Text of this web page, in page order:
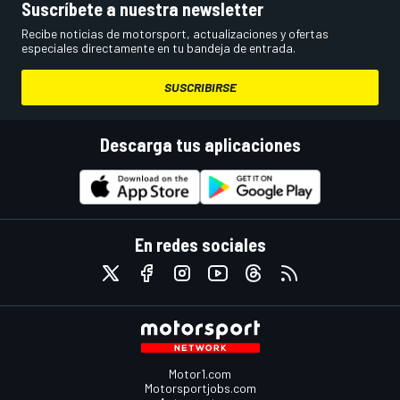
Suscríbete a nuestra newsletter
Recibe noticias de motorsport, actualizaciones y ofertas
especiales directamente en tu bandeja de entrada.
SUSCRIBIRSE
Descarga tus aplicaciones
En redes sociales
Motor1.com
Motorsportjobs.com